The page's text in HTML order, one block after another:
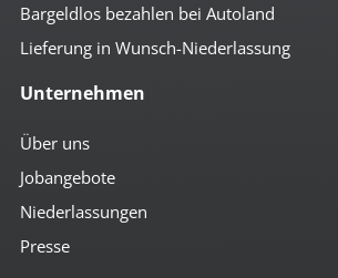
Bargeldlos bezahlen bei Autoland
Lieferung in Wunsch-Niederlassung
Unternehmen
Über uns
Jobangebote
Niederlassungen
Presse